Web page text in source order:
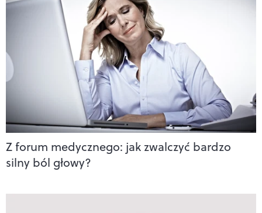
Z forum medycznego: jak zwalczyć bardzo
silny ból głowy?